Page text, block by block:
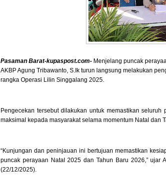
Pasaman Barat-kupaspost.com- Menjelang puncak
AKBP Agung Tribawanto, S.Ik turun langsung melakukan
rangka Operasi Lilin Singgalang 2025.
Pengecekan tersebut dilakukan untuk memastikan
maksimal kepada masyarakat selama momentum Natal dan
“Kunjungan dan peninjauan ini bertujuan memastikan
puncak perayaan Natal 2025 dan Tahun Baru 2026,” ujar
(22/12/2025).